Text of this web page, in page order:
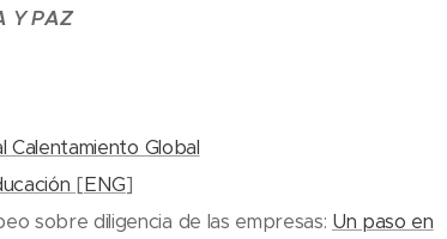
Y PAZ
Calentamiento Global
[ENG]
sobre diligencia de las empresas: Un paso en